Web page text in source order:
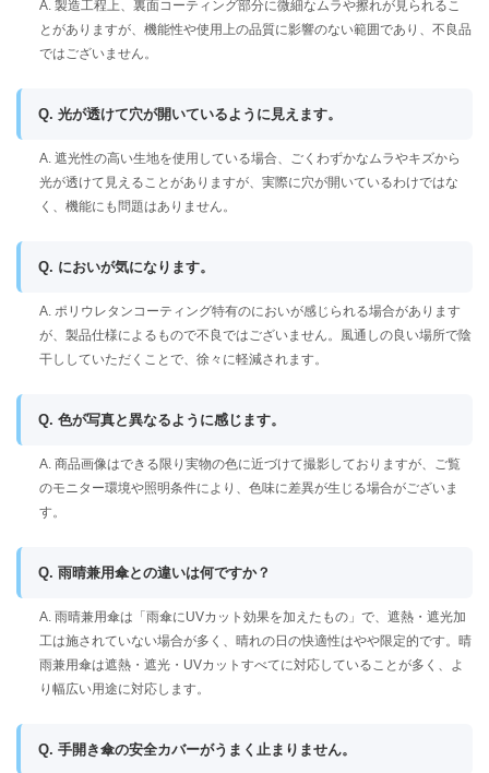
A. 製造工程上、裏面コーティング部分に微細なムラや擦れが見られるこ
とがありますが、機能性や使用上の品質に影響のない範囲であり、不良品
ではございません。
Q. 光が透けて穴が開いているように見えます。
A. 遮光性の高い生地を使用している場合、ごくわずかなムラやキズから
光が透けて見えることがありますが、実際に穴が開いているわけではな
く、機能にも問題はありません。
Q. においが気になります。
A. ポリウレタンコーティング特有のにおいが感じられる場合があります
が、製品仕様によるもので不良ではございません。風通しの良い場所で陰
干ししていただくことで、徐々に軽減されます。
Q. 色が写真と異なるように感じます。
A. 商品画像はできる限り実物の色に近づけて撮影しておりますが、ご覧
のモニター環境や照明条件により、色味に差異が生じる場合がございま
す。
Q. 雨晴兼用傘との違いは何ですか？
A. 雨晴兼用傘は「雨傘にUVカット効果を加えたもの」で、遮熱・遮光加
工は施されていない場合が多く、晴れの日の快適性はやや限定的です。晴
雨兼用傘は遮熱・遮光・UVカットすべてに対応していることが多く、よ
り幅広い用途に対応します。
Q. 手開き傘の安全カバーがうまく止まりません。